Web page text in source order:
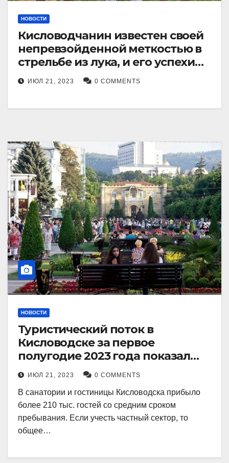
НОВОСТИ
Кисловодчанин известен своей
непревзойденной меткостью в
стрельбе из лука, и его успехи
прославили его в
Ставропольском крае.
ИЮЛ 21, 2023 0 COMMENTS
НОВОСТИ
Туристический поток в
Кисловодске за первое
полугодие 2023 года показал
рекордный рост в 21 процент.
ИЮЛ 21, 2023 0 COMMENTS
В санатории и гостиницы Кисловодска прибыло
более 210 тыс. гостей со средним сроком
пребывания. Если учесть частный сектор, то
общее…